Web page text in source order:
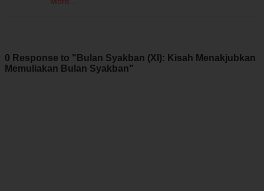
0 Response to "Bulan Syakban (XI): Kisah Menakjubkan
Memuliakan Bulan Syakban"